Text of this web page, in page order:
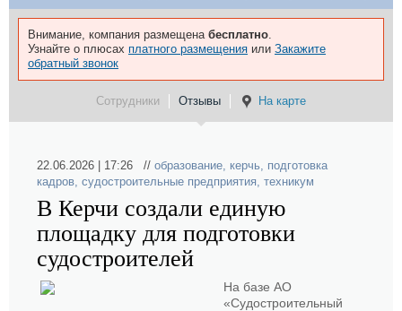
Внимание, компания размещена бесплатно.
Узнайте о плюсах платного размещения или Закажите
обратный звонок
Сотрудники Отзывы На карте
22.06.2026 | 17:26 // образование, керчь, подготовка
кадров, судостроительные предприятия, техникум
В Керчи создали единую
площадку для подготовки
судостроителей
На базе АО
«Судостроительный